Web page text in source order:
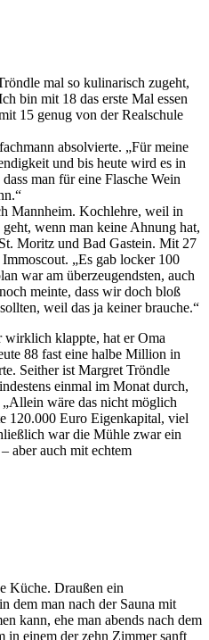
mal so kulinarisch zugeht,
bin mit 18 das erste Mal essen
15 genug von der Realschule
absolvierte. „Für meine
und bis heute wird es in
man für eine Flasche Wein
Mannheim. Kochlehre, weil in
wenn man keine Ahnung hat,
Moritz und Bad Gastein. Mit 27
„Es gab locker 100
war am überzeugendsten, auch
meinte, dass wir doch bloß
weil das ja keiner brauche.“
wirklich klappte, hat er Oma
88 fast eine halbe Million in
Seither ist Margret Tröndle
einmal im Monat durch,
wäre das nicht möglich
120.000 Euro Eigenkapital, viel
war die Mühle zwar ein
aber auch mit echtem
Küche. Draußen ein
dem man nach der Sauna mit
kann, ehe man abends nach dem
in einem der zehn Zimmer sanft